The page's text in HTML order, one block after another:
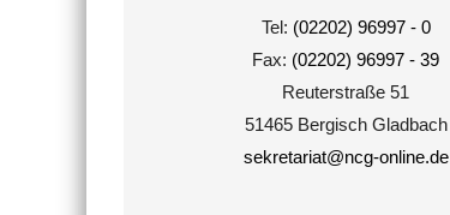
Tel: (02202) 96997 - 0
Fax: (02202) 96997 - 39
Reuterstraße 51
51465 Bergisch Gladbach
sekretariat@ncg-online.de